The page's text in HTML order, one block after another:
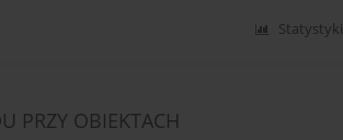
Statystyki
PRZY OBIEKTACH